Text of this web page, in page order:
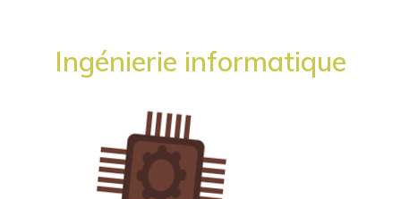
Ingénierie informatique